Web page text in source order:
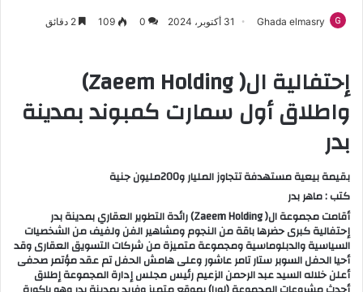
Ghada elmasry 31 أكتوبر، 2024 0
109
إحتفالية ال( Zaeem Holding)
واطلاق أول سمارت كمبوند بمدينة
بدر
بقيمة بيعية مستهدفة تتجاوز المليار و200مليون جنية
كتب : ماهر بدر
أقامت مجموعة ال( Zaeem Holding) رائدة التطوير العقاري بمدينة بدر
إحتفالية كبرى حضرها باقة من النجوم ومشاهير الفن ولفيف من الشخصيات
السياسية والدبلوماسية ومجموعة متميزة من شركات التسويق العقارى وقد
أحيا الحفل السوبر ستار تامر عاشور وعلى هامش الحفل تم عقد مؤتمر صحفى
أعلن خلاله السيد عبد الرحمن الزعيم رئيس مجلس إدارة المجموعة إطلاق